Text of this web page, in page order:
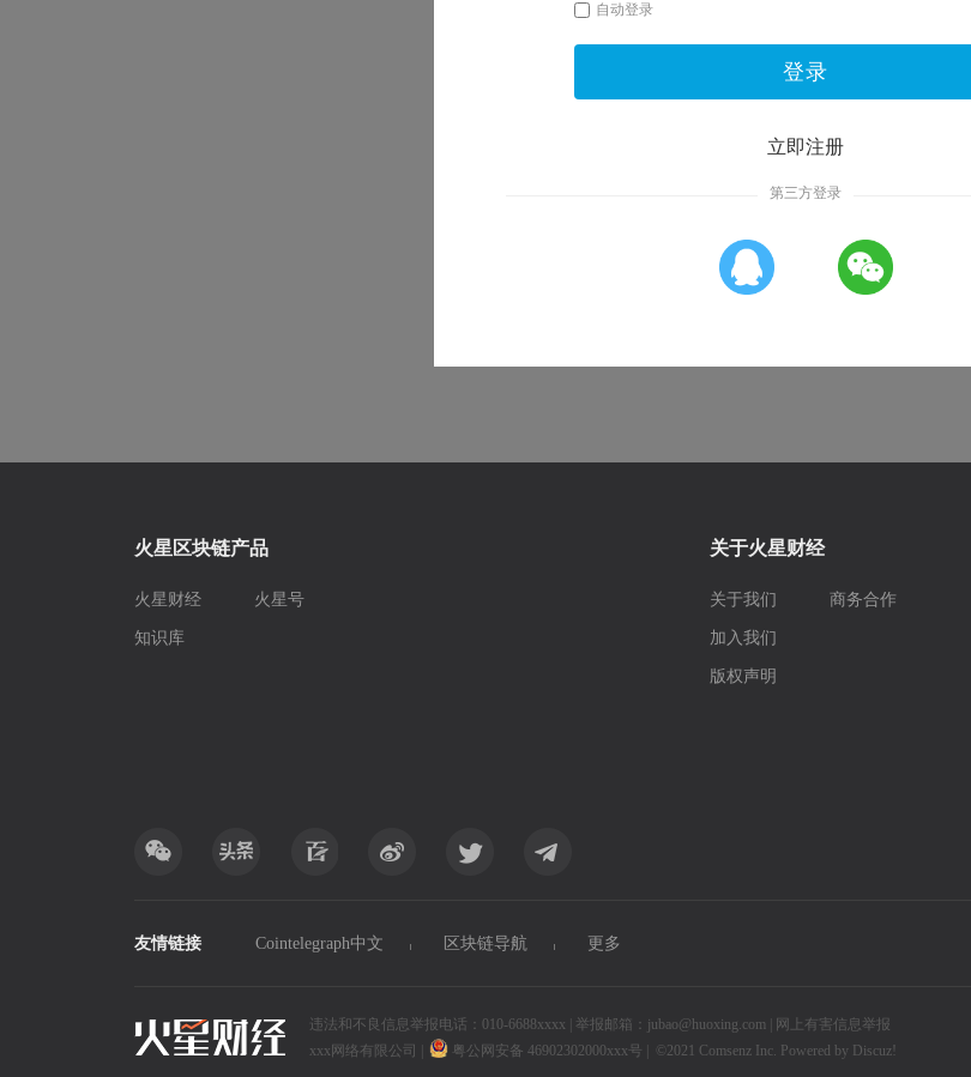
自动登录
登录
立即注册
第三方登录
火星区块链产品
火星财经 火星号
知识库
关于火星财经
关于我们
加入我们
版权声明
商务合作
友情链接 Cointelegraph中文 区块链导航 更多
违法和不良信息举报电话：010-6688xxxx | 举报邮箱：jubao@huoxing.com |
网上有害信息举报
xxx网络有限公司
粤公网安备 46902302000xxx号 | ©2021 Comsenz Inc. Powered by Discuz!